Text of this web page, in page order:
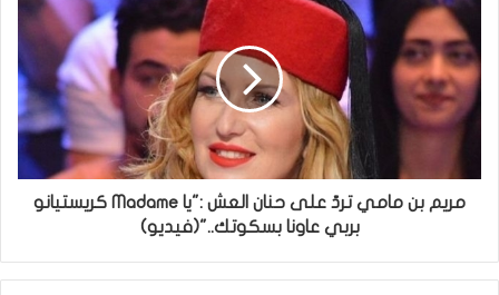
مريم بن مامي تردّ على حنان العش :"يا Madame كريستيانو
بربي عاونا بسكوتك.."(فيديو)